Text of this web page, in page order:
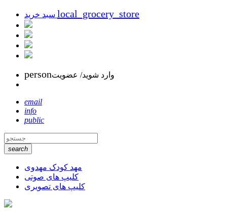
local_grocery_store
personوارد شوید/ عضویت
email
info
public
search
مهد کودک مهدوی
کلیپ های صوتی
کلیپ های تصویری